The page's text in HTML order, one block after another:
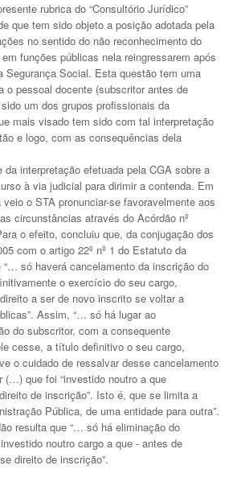
rubrica do “Consultório Jurídico”
que tem sido objeto a posição adotada pela
no sentido do não reconhecimento do
funções públicas nela reingressarem após
Segurança Social. Esta questão tem uma
o pessoal docente (subscritor antes de
um dos grupos profissionais da
mais visado tem sido com tal interpretação
e logo, com as consequências dela
da interpretação efetuada pela CGA sobre a
à via judicial para dirimir a contenda. Em
o STA pronunciar-se favoravelmente aos
circunstâncias através do Acórdão nº
o efeito, concluiu que, da conjugação dos
com o artigo 22º nº 1 do Estatuto da
só haverá cancelamento da inscrição do
o exercício do seu cargo,
a ser de novo inscrito se voltar a
Assim, “… só há lugar ao
do subscritor, com a consequente
cesse, a título definitivo o seu cargo,
o cuidado de ressalvar desse cancelamento
(…) que foi “investido noutro a que
de inscrição”. Isto é, que se limita a
Pública, de uma entidade para outra”.
resulta que “… só há eliminação do
noutro cargo a que - antes de
direito de inscrição”.